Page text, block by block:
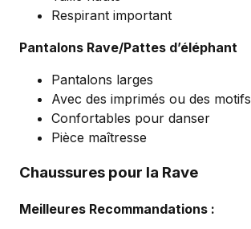
Respirant important
Pantalons Rave/Pattes d’éléphant
Pantalons larges
Avec des imprimés ou des motifs
Confortables pour danser
Pièce maîtresse
Chaussures pour la Rave
Meilleures Recommandations :